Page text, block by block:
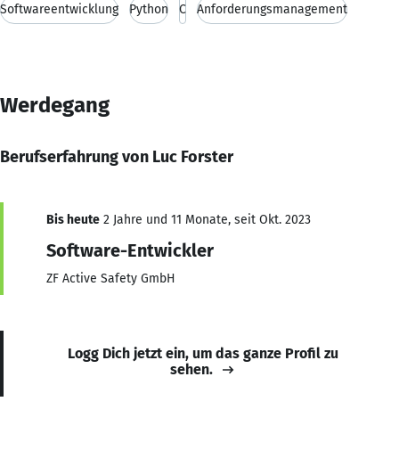
Softwareentwicklung Python C Anforderungsmanagement
Werdegang
Berufserfahrung von Luc Forster
Bis heute 2 Jahre und 11 Monate, seit Okt. 2023
Software-Entwickler
ZF Active Safety GmbH
Logg Dich jetzt ein, um das ganze Profil zu
sehen.